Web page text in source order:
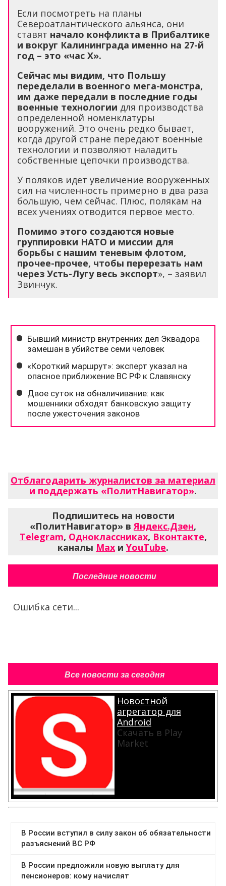
Если посмотреть на планы
Североатлантического альянса, они
ставят начало конфликта в Прибалтике
и вокруг Калининграда именно на 27-й
год – это «час Х».
Сейчас мы видим, что Польшу
переделали в военного мега-монстра,
им даже передали в последние годы
военные технологии для производства
определенной номенклатуры
вооружений. Это очень редко бывает,
когда другой стране передают военные
технологии и позволяют наладить
собственные цепочки производства.
У поляков идет увеличение вооруженных
сил на численность примерно в два раза
большую, чем сейчас. Плюс, полякам на
всех учениях отводится первое место.
Помимо этого создаются новые
группировки НАТО и миссии для
борьбы с нашим теневым флотом,
прочее-прочее, чтобы перерезать нам
через Усть-Лугу весь экспорт», – заявил
Звинчук.
Отблагодарить журналистов за материал
и поддержать «ПолитНавигатор».
Подпишитесь на новости
«ПолитНавигатор» вЯндекс.Дзен,
Telegram, Одноклассниках, Вконтакте,
каналы Max и YouTube.
Последние новости
Ошибка сети...
Все новости за сегодня
Новостной
агрегатор для
Android
Скачать в Play
Market